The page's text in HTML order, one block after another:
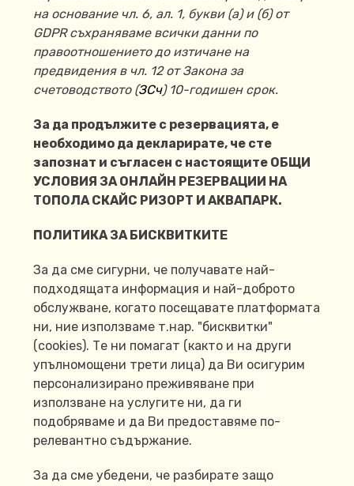
на основание чл. 6, ал. 1, букви (а) и (б) от
GDPR съхраняваме всички данни по
правоотношението до изтичане на
предвидения в чл. 12 от Закона за
счетоводството (ЗСч) 10-годишен срок.
За да продължите с резервацията, е
необходимо да декларирате, че сте
запознат и съгласен с настоящите ОБЩИ
УСЛОВИЯ ЗА ОНЛАЙН РЕЗЕРВАЦИИ НА
ТОПОЛА СКАЙС РИЗОРТ И АКВАПАРК.
ПОЛИТИКА ЗА БИСКВИТКИТЕ
За да сме сигурни, че получавате най-
подходящата информация и най-доброто
обслужване, когато посещавате платформата
ни, ние използваме т.нар. "бисквитки"
(cookies). Те ни помагат (както и на други
упълномощени трети лица) да Ви осигурим
персонализирано преживяване при
използване на услугите ни, да ги
подобряваме и да Ви предоставяме по-
релевантно съдържание.
За да сме убедени, че разбирате защо